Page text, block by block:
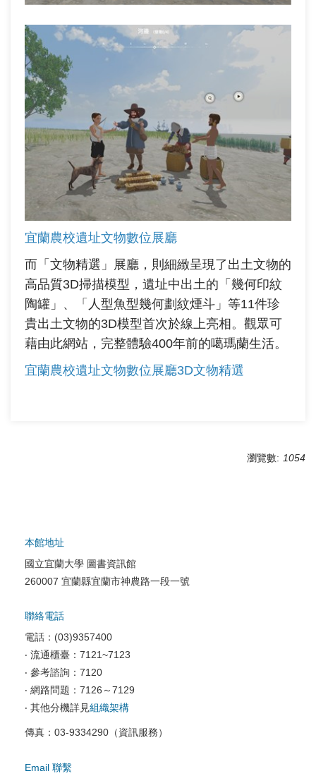
宜蘭農校遺址文物數位展廳
而「文物精選」展廳，則細緻呈現了出土文物的
高品質3D掃描模型，遺址中出土的「幾何印紋
陶罐」、「人型魚型幾何劃紋煙斗」等11件珍
貴出土文物的3D模型首次於線上亮相。觀眾可
藉由此網站，完整體驗400年前的噶瑪蘭生活。
宜蘭農校遺址文物數位展廳3D文物精選
瀏覽數: 1054
本館地址
國立宜蘭大學 圖書資訊館
260007 宜蘭縣宜蘭市神農路一段一號
聯絡電話
電話：(03)9357400
‧ 流通櫃臺：7121~7123
‧ 參考諮詢：7120
‧ 網路問題：7126～7129
‧ 其他分機詳見組織架構
傳真：03-9334290（資訊服務）
Email 聯繫